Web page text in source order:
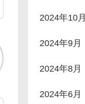
2024年10月
2024年9月
2024年8月
2024年6月